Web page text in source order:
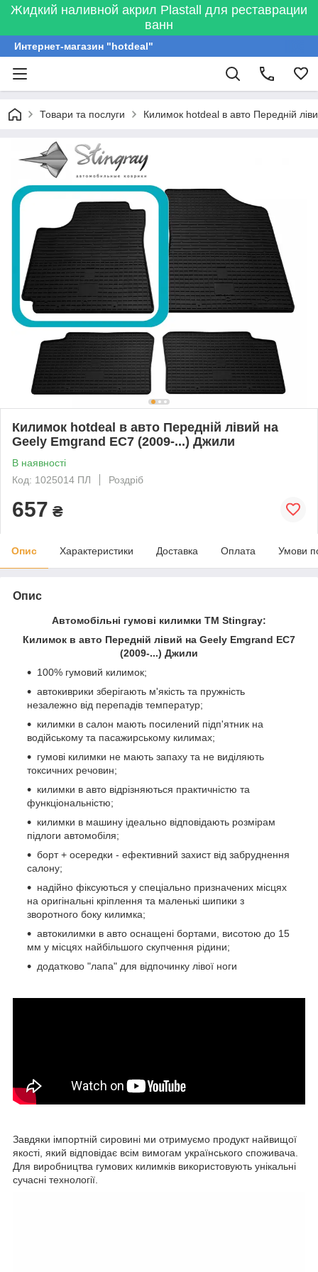
Жидкий наливной акрил Plastall для реставрации
ванн
Интернет-магазин "hotdeal"
Товари та послуги Килимок hotdeal в авто Передній
Килимок hotdeal в авто Передній лівий на
Geely Emgrand EC7 (2009-...) Джили
В наявності
Код: 1025014 ПЛ
Роздріб
657 ₴
Опис Характеристики Доставка Оплата Умови
Опис
Автомобільні гумові килимки ТМ Stingray:
Килимок в авто Передній лівий на Geely Emgrand EC7
(2009-...) Джили
100% гумовий килимок;
автокиврики зберігають м'якість та пружність
незалежно від перепадів температур;
килимки в салон мають посилений підп'ятник на
водійському та пасажирському килимах;
гумові килимки не мають запаху та не виділяють
токсичних речовин;
килимки в авто відрізняються практичністю та
функціональністю;
килимки в машину ідеально відповідають розмірам
підлоги автомобіля;
борт + осередки - ефективний захист від забруднення
салону;
надійно фіксуються у спеціально призначених місцях
на оригінальні кріплення та маленькі шипики з
зворотного боку килимка;
автокилимки в авто оснащені бортами, висотою до 15
мм у місцях найбільшого скупчення рідини;
додатково "лапа" для відпочинку лівої ноги
Завдяки імпортній сировині ми отримуємо продукт найвищої
якості, який відповідає всім вимогам українського споживача.
Для виробництва гумових килимків використовують унікальні
сучасні технології.